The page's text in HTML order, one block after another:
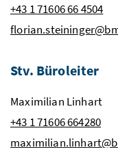
+43 1 7160666 4504
Stv. Büroleiter
Maximilian Linhart
+43 1 71606 664280